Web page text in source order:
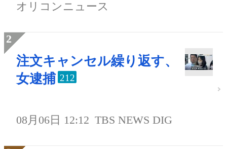
オリコンニュース
注文キャンセル繰り返す、
女逮捕 212
08月06日 12:12 TBS NEWS DIG